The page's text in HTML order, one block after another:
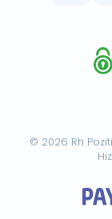
© 2026 Rh